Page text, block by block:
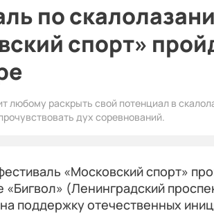
по
спорт»
любому раскрыть свой потенциал в
дух соревнований.
«Московский спорт»
«Бигвол» (Ленинградский
поддержку отечественных